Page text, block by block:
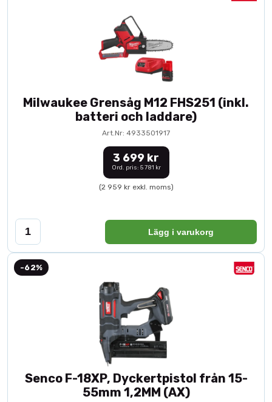
Milwaukee Grensåg M12 FHS251 (inkl.
batteri och laddare)
Art.Nr: 4933501917
3 699 kr
Ord. pris: 5 781 kr
(2 959 kr exkl. moms)
Lägg i varukorg
-62%
Senco F-18XP, Dyckertpistol från 15-
55mm 1,2MM (AX)